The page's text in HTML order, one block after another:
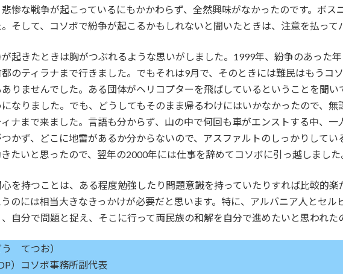
惨な戦争が起こっているにもかかわらず、全然興味がなかったのです。ボ
そして、コソボで紛争が起こるかもしれないと聞いたときは、注意を払って
起きたときは胸がつぶれるような思いがしました。1999年、紛争のあった
のティラナまで行きました。でもそれは9月で、そのときには難民はもうコ
りませんでした。ある団体がヘリコプターを飛ばしているということを聞
なりました。でも、どうしてもそのまま帰るわけにはいかなかったので、
ナまで来ました。言語も分からず、山の中で何回も車がエンストする中、
かず、どこに地雷があるか分からないので、アスファルトのしっかりして
たいと思ったので、翌年の2000年には仕事を辞めてコソボに引っ越しました
を持つことは、ある程度勉強したり問題意識を持っていたりすれば比較的
のには相当大きなきっかけが必要だと思います。特に、アルバニア人とセ
自分で問題と捉え、そこに行って両民族の和解を自分で進めたいと思われ
てつお）
）コソボ事務所副代表